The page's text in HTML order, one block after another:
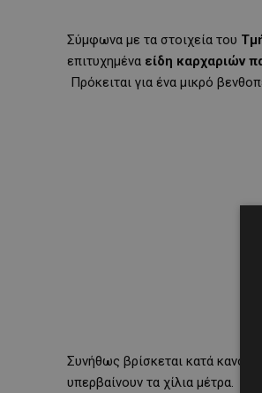
Σύμφωνα με τα στοιχεία του
επιτυχημένα είδη καρχαριών
Πρόκειται για ένα μικρό
Συνήθως βρίσκεται κατά
υπερβαίνουν τα χίλια μέτρα. Ο